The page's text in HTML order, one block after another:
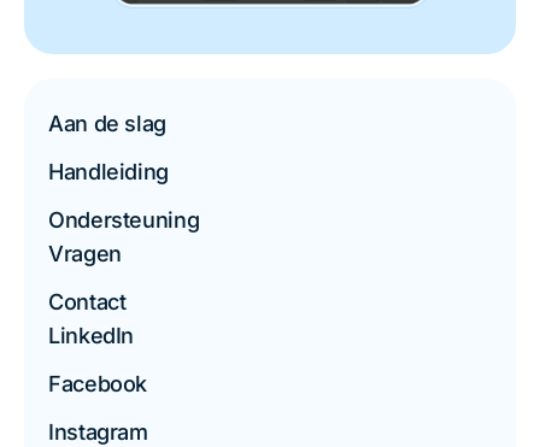
Aan de slag
Handleiding
Ondersteuning
Vragen
Contact
LinkedIn
Facebook
Instagram